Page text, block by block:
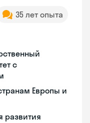
35 лет опыта
с
Европы и
развития